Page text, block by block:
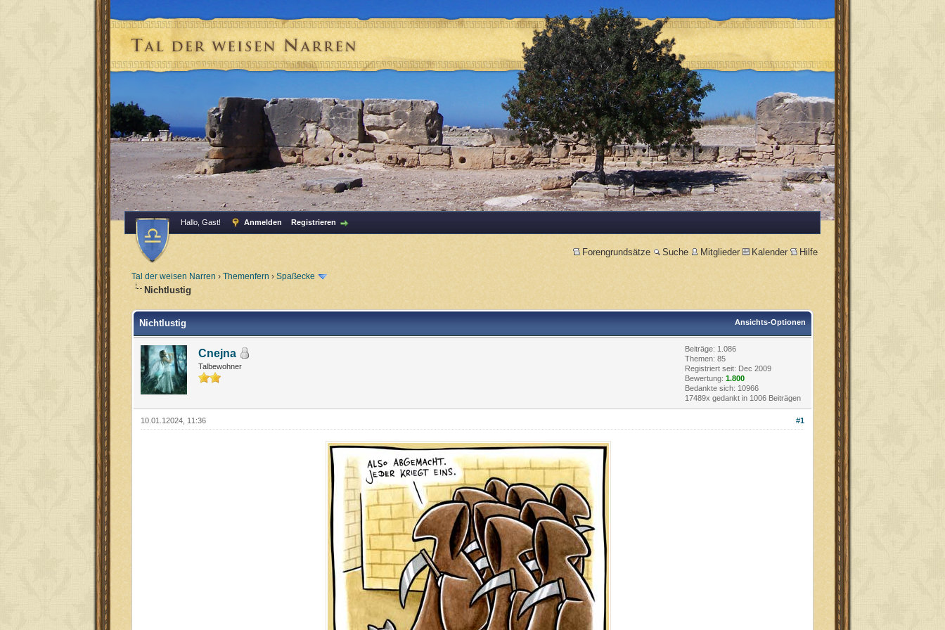
Hallo, Gast! Anmelden Registrieren
Forengrundsätze Suche Mitglieder Kalender Hilfe
Tal der weisen Narren › Themenfern › Spaßecke
Nichtlustig
Ansichts-Optionen
Nichtlustig
Cnejna
Talbewohner
Beiträge: 1.086
Themen: 85
Registriert seit: Dec 2009
Bewertung: 1.800
Bedankte sich: 10966
17489x gedankt in 1006 Beiträgen
#1
10.01.12024, 11:36